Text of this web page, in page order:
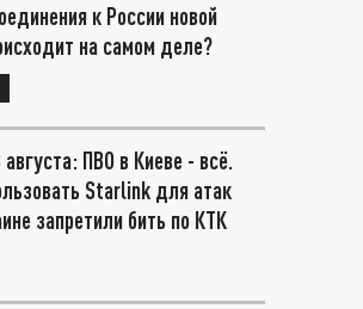
к России новой
на самом деле?
ПВО в Киеве - всё.
Starlink для атак
запретили бить по КТК